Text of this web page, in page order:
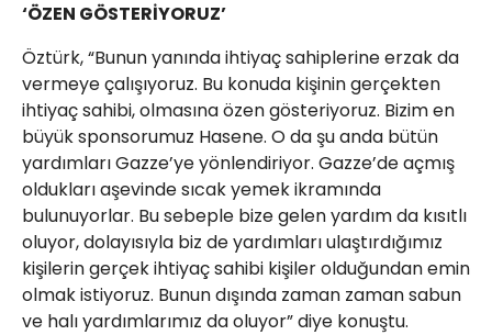
‘ÖZEN GÖSTERİYORUZ’
Öztürk, “Bunun yanında ihtiyaç sahiplerine erzak da
vermeye çalışıyoruz. Bu konuda kişinin gerçekten
ihtiyaç sahibi, olmasına özen gösteriyoruz. Bizim en
büyük sponsorumuz Hasene. O da şu anda bütün
yardımları Gazze’ye yönlendiriyor. Gazze’de açmış
oldukları aşevinde sıcak yemek ikramında
bulunuyorlar. Bu sebeple bize gelen yardım da kısıtlı
oluyor, dolayısıyla biz de yardımları ulaştırdığımız
kişilerin gerçek ihtiyaç sahibi kişiler olduğundan emin
olmak istiyoruz. Bunun dışında zaman zaman sabun
ve halı yardımlarımız da oluyor” diye konuştu.